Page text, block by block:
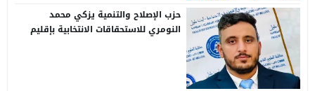
حزب الإصلاح والتنمية يزكي محمد
النومري للاستحقاقات الانتخابية بإقليم